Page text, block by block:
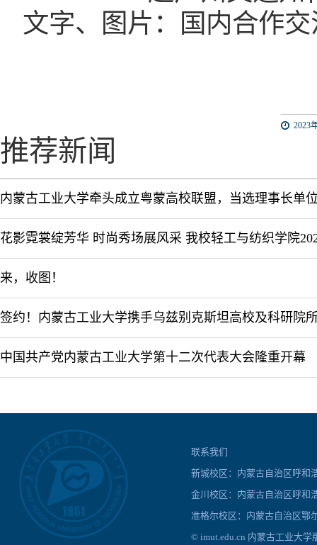
文字、图片：
国内合作
2023
推荐新闻
内蒙古工业大学牵头成立粤蒙高校联盟，当选理事长单
来，收图！
中国共产党内蒙古工业大学第十二次代表大会隆重开幕
联系我们
新城校区：内蒙古自治区呼
金川校区：内蒙古自治区呼
准格尔校区：内蒙古自治区
© imut.edu.cn 内蒙古工业大